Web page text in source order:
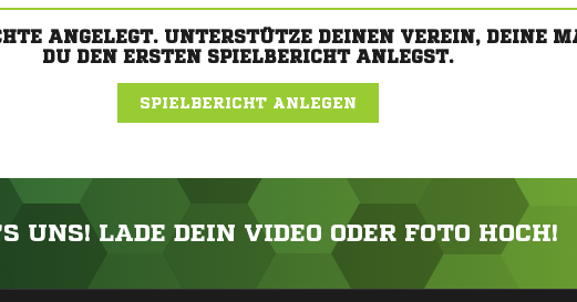
ANGELEGT. UNTERSTÜTZE DEINEN VEREIN, DEINE
DU DEN ERSTEN SPIELBERICHT ANLEGST.
SPIELBERICHT ANLEGEN
UNS! LADE DEIN VIDEO ODER FOTO HOCH!